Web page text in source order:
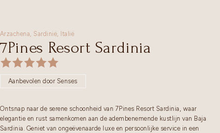
Arzachena, Sardinië, Italië
7Pines Resort Sardinia
Aanbevolen door Senses
Ontsnap naar de serene schoonheid van 7Pines Resort Sardinia, waar
elegantie en rust samenkomen aan de adembenemende kustlijn van Baja
Sardinia. Geniet van ongeëvenaarde luxe en persoonlijke service in een